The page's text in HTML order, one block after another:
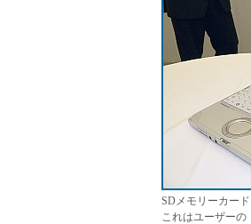
SDメモリーカー
これはユーザーの